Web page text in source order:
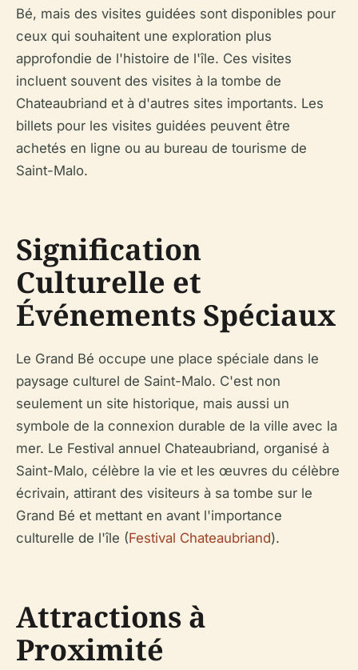
Bé, mais des visites guidées sont disponibles pour
ceux qui souhaitent une exploration plus
approfondie de l'histoire de l'île. Ces visites
incluent souvent des visites à la tombe de
Chateaubriand et à d'autres sites importants. Les
billets pour les visites guidées peuvent être
achetés en ligne ou au bureau de tourisme de
Saint-Malo.
Signification
Culturelle et
Événements Spéciaux
Le Grand Bé occupe une place spéciale dans le
paysage culturel de Saint-Malo. C'est non
seulement un site historique, mais aussi un
symbole de la connexion durable de la ville avec la
mer. Le Festival annuel Chateaubriand, organisé à
Saint-Malo, célèbre la vie et les œuvres du célèbre
écrivain, attirant des visiteurs à sa tombe sur le
Grand Bé et mettant en avant l'importance
culturelle de l'île (Festival Chateaubriand).
Attractions à
Proximité